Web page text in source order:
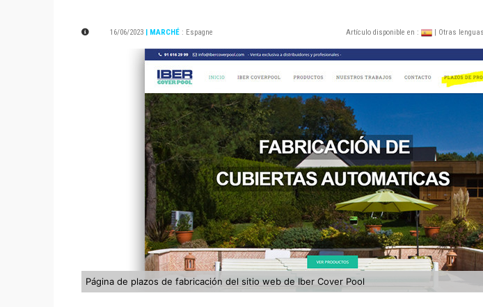
16/06/2023 | MARCHÉ : Espagne Artículo disponible en : | Otras lenguas
Página de plazos de fabricación del sitio web de Iber Cover Pool